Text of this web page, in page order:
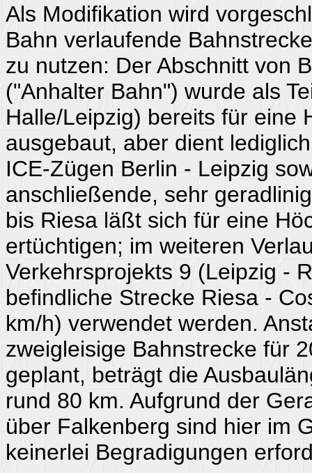
Als Modifikation wird
Bahn verlaufende
zu nutzen: Der Abschnitt von
("Anhalter Bahn") wurde als
Halle/Leipzig) bereits für eine
ausgebaut, aber dient
ICE-Zügen Berlin - Leipzig
anschließende, sehr
bis Riesa läßt sich für eine
ertüchtigen; im weiteren
Verkehrsprojekts 9 (Leipzig -
befindliche Strecke Riesa -
km/h) verwendet werden.
zweigleisige Bahnstrecke für
geplant, beträgt die
rund 80 km. Aufgrund der
über Falkenberg sind hier im
keinerlei Begradigungen